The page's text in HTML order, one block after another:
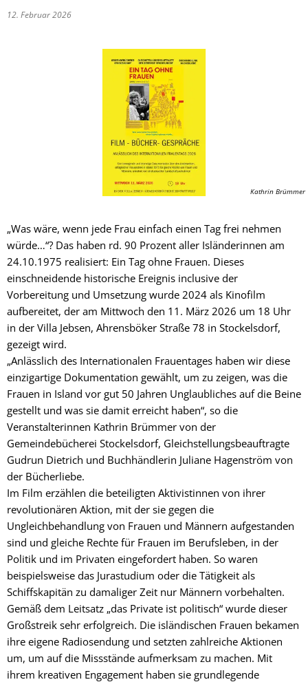
12. Februar 2026
Kathrin Brümmer
„Was wäre, wenn jede Frau einfach einen Tag frei nehmen
würde…“? Das haben rd. 90 Prozent aller Isländerinnen am
24.10.1975 realisiert: Ein Tag ohne Frauen. Dieses
einschneidende historische Ereignis inclusive der
Vorbereitung und Umsetzung wurde 2024 als Kinofilm
aufbereitet, der am Mittwoch den 11. März 2026 um 18 Uhr
in der Villa Jebsen, Ahrensböker Straße 78 in Stockelsdorf,
gezeigt wird.
„Anlässlich des Internationalen Frauentages haben wir diese
einzigartige Dokumentation gewählt, um zu zeigen, was die
Frauen in Island vor gut 50 Jahren Unglaubliches auf die Beine
gestellt und was sie damit erreicht haben“, so die
Veranstalterinnen Kathrin Brümmer von der
Gemeindebücherei Stockelsdorf, Gleichstellungsbeauftragte
Gudrun Dietrich und Buchhändlerin Juliane Hagenström von
der Bücherliebe.
Im Film erzählen die beteiligten Aktivistinnen von ihrer
revolutionären Aktion, mit der sie gegen die
Ungleichbehandlung von Frauen und Männern aufgestanden
sind und gleiche Rechte für Frauen im Berufsleben, in der
Politik und im Privaten eingefordert haben. So waren
beispielsweise das Jurastudium oder die Tätigkeit als
Schiffskapitän zu damaliger Zeit nur Männern vorbehalten.
Gemäß dem Leitsatz „das Private ist politisch“ wurde dieser
Großstreik sehr erfolgreich. Die isländischen Frauen bekamen
ihre eigene Radiosendung und setzten zahlreiche Aktionen
um, um auf die Missstände aufmerksam zu machen. Mit
ihrem kreativen Engagement haben sie grundlegende